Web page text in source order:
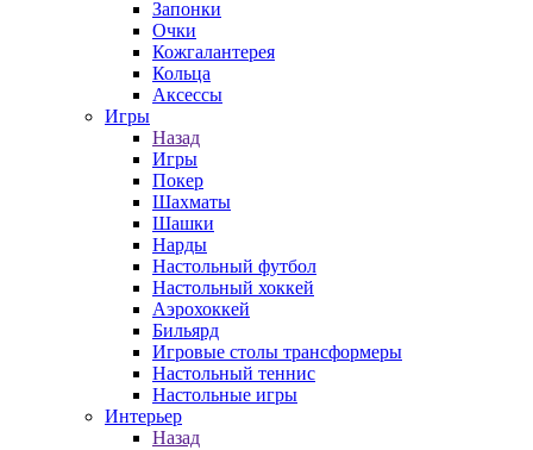
Запонки
Очки
Кожгалантерея
Кольца
Аксессы
Игры
Назад
Игры
Покер
Шахматы
Шашки
Нарды
Настольный футбол
Настольный хоккей
Аэрохоккей
Бильярд
Игровые столы трансформеры
Настольный теннис
Настольные игры
Интерьер
Назад